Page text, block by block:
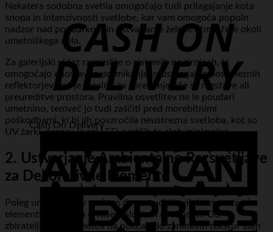
Cash On Delivery
Nekatera sodobna svetila omogočajo tudi prilagajanje kota
snopa in intenzivnosti svetlobe, kar vam omogoča popoln
nadzor nad poudarkom in ustvarjanje želene atmosfere okoli
umetniškega dela.
Za galerijski videz razmislite o sistemih na tirnicah, ki
omogočajo enostavno premikanje in usmerjanje posameznih
reflektorjev, kar je idealno za spreminjajoče se razstave ali
preureditve prostora. Pravilna osvetlitev ne le poudari
umetnino, temveč jo tudi zaščiti pred morebitnimi
poškodbami, ki bi jih povzročila neustrezna svetloba, kot so
UV žarki, čeprav je pri LED svetilih ta skrb minimalna.
2. Ustvarjanje Ambientalne Razsvetljave
za Dekorativne Elemente
Poleg umetnin so v vsakem domu tudi številni dekorativni
elementi, ki pričajo o vašem slogu in osebnosti. Od
zbirateljskih predmetov na policah do zanimivih tekstur sten